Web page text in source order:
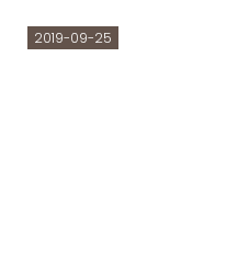
2019-09-25